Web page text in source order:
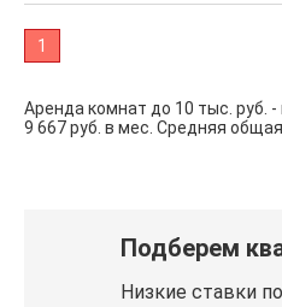
1
Аренда комнат до 10 тыс. руб.
9 667 руб. в мес. Средняя
Подберем
Низкие ставки